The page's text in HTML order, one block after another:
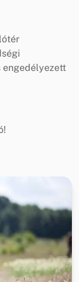
engedélyezett